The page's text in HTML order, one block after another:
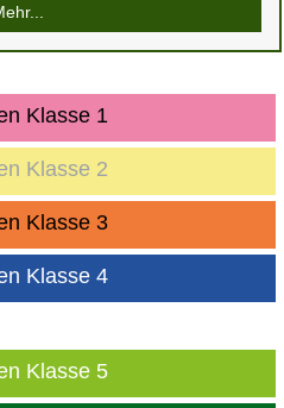
Klasse 1
Klasse 2
Klasse 3
Klasse 4
Klasse 5